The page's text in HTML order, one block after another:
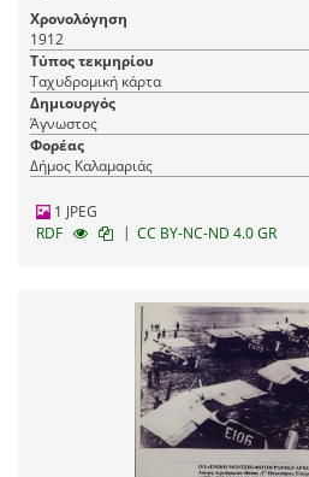
Χρονολόγηση
1912
Τύπος τεκμηρίου
Ταχυδρομική κάρτα
Δημιουργός
Άγνωστος
Φορέας
Δήμος Καλαμαριάς
1 JPEG
RDF
| CC BY-NC-ND 4.0 GR